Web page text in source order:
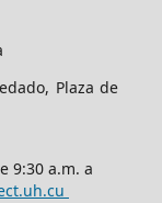
Plaza de
9:30 a.m. a